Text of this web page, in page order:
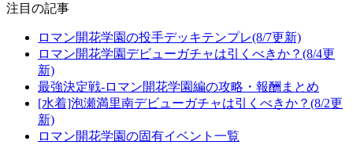
注目の記事
ロマン開花学園の投手デッキテンプレ(8/7更新)
ロマン開花学園デビューガチャは引くべきか？(8/4更
新)
最強決定戦-ロマン開花学園編の攻略・報酬まとめ
[水着]泡瀬満里南デビューガチャは引くべきか？(8/2更
新)
ロマン開花学園の固有イベント一覧